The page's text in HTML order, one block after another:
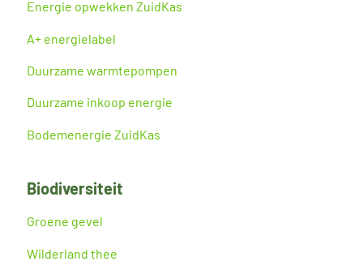
Energie opwekken ZuidKas
A+ energielabel
Duurzame warmtepompen
Duurzame inkoop energie
Bodemenergie ZuidKas
Biodiversiteit
Groene gevel
Wilderland thee